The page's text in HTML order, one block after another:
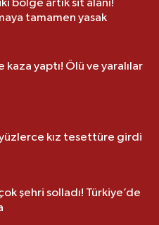
bölge artık sit alanı!
tamamen yasak
kaza yaptı! Ölü ve yaralılar
kız tesettüre girdi
şehri solladı! Türkiye’de